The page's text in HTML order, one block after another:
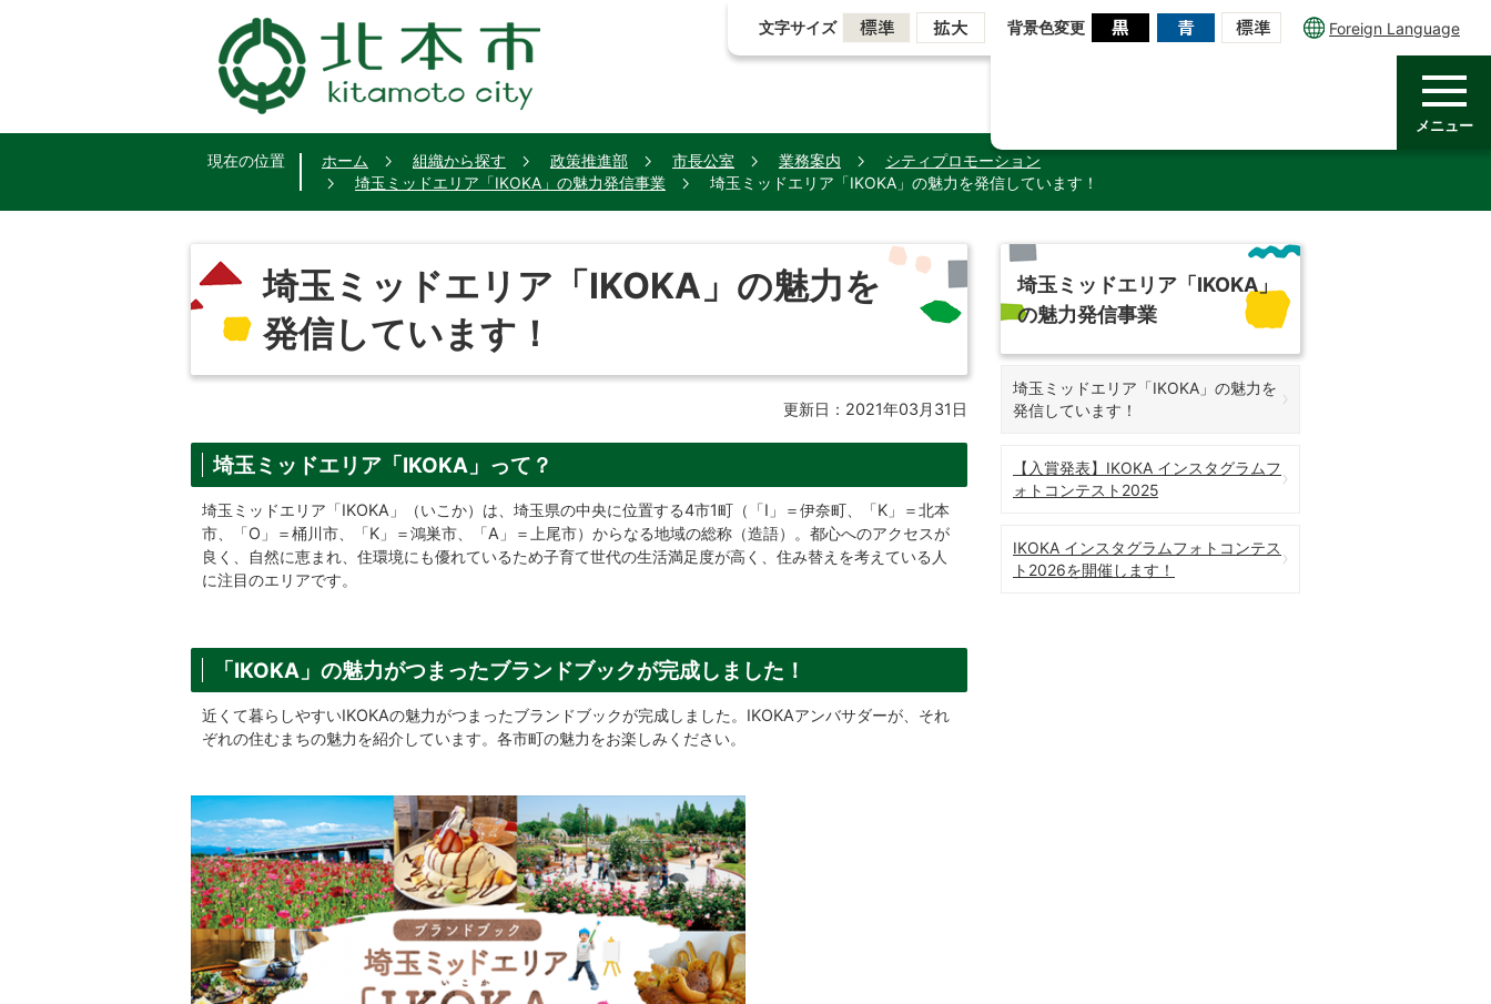
文字サイズ 背景色変更 Foreign Language
メニュー
現在の位置 ホーム 組織から探す 政策推進部 市長公室 業務案内
シティプロモーション
埼玉ミッドエリア「IKOKA」の魅力発信事業
埼玉ミッドエリア「IKOKA」の魅力を発信しています！
埼玉ミッドエリア「IKOKA」の魅力を
発信しています！
更新日：2021年03月31日
埼玉ミッドエリア「IKOKA」って？
埼玉ミッドエリア「IKOKA」（いこか）は、埼玉県の中央に位置する4市1町（「I」＝伊奈町、「K」＝北本
市、「O」＝桶川市、「K」＝鴻巣市、「A」＝上尾市）からなる地域の総称（造語）。都心へのアクセスが
良く、自然に恵まれ、住環境にも優れているため子育て世代の生活満足度が高く、住み替えを考えている人
に注目のエリアです。
「IKOKA」の魅力がつまったブランドブックが完成しました！
近くて暮らしやすいIKOKAの魅力がつまったブランドブックが完成しました。IKOKAアンバサダーが、それ
ぞれの住むまちの魅力を紹介しています。各市町の魅力をお楽しみください。
埼玉ミッドエリア「IKOKA」
の魅力発信事業
埼玉ミッドエリア「IKOKA」の魅力を
発信しています！
【入賞発表】IKOKA インスタグラムフ
ォトコンテスト2025
IKOKA インスタグラムフォトコンテス
ト2026を開催します！